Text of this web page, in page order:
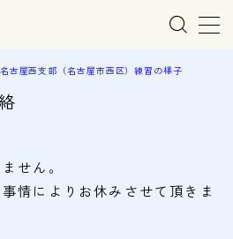
名古屋西支部（名古屋市西区）練習の様子
せん。
情によりお休みさせて頂きま